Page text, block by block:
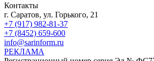
Контакты
г. Саратов, ул. Горького, 21
+7 (917) 982-81-37
+7 (8452) 659-600
info@sarinform.ru
РЕКЛАМА